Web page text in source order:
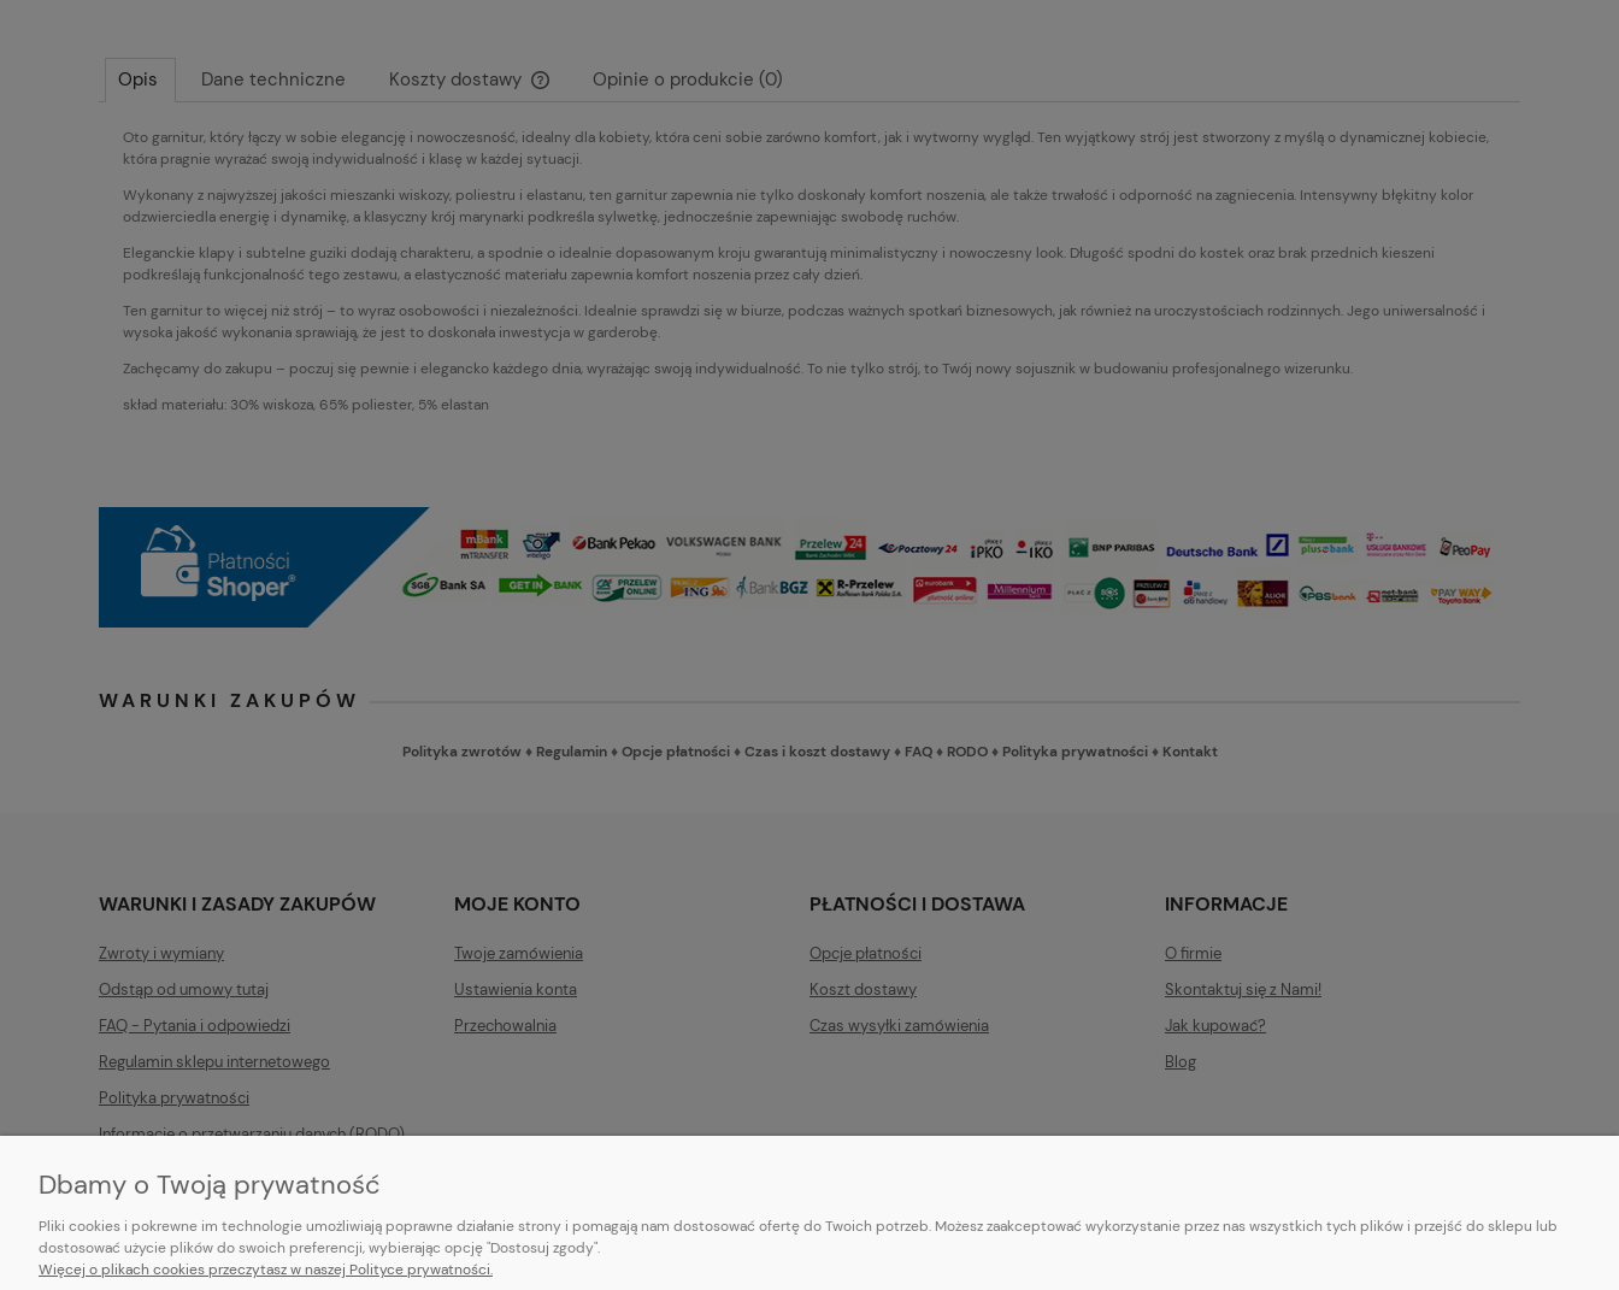
Opis Dane techniczne Koszty dostawy
Cena nie zawiera ewentualnych kosztów
płatności
Opinie o produkcie (0)
Oto garnitur, który łączy w sobie elegancję i nowoczesność, idealny dla kobiety, która ceni sobie zarówno komfort, jak i wytworny wygląd. Ten wyjątkowy strój jest stworzony z myślą o dynamicznej kobiecie,
która pragnie wyrażać swoją indywidualność i klasę w każdej sytuacji.
Wykonany z najwyższej jakości mieszanki wiskozy, poliestru i elastanu, ten garnitur zapewnia nie tylko doskonały komfort noszenia, ale także trwałość i odporność na zagniecenia. Intensywny błękitny kolor
odzwierciedla energię i dynamikę, a klasyczny krój marynarki podkreśla sylwetkę, jednocześnie zapewniając swobodę ruchów.
Eleganckie klapy i subtelne guziki dodają charakteru, a spodnie o idealnie dopasowanym kroju gwarantują minimalistyczny i nowoczesny look. Długość spodni do kostek oraz brak przednich kieszeni
podkreślają funkcjonalność tego zestawu, a elastyczność materiału zapewnia komfort noszenia przez cały dzień.
Ten garnitur to więcej niż strój – to wyraz osobowości i niezależności. Idealnie sprawdzi się w biurze, podczas ważnych spotkań biznesowych, jak również na uroczystościach rodzinnych. Jego uniwersalność i
wysoka jakość wykonania sprawiają, że jest to doskonała inwestycja w garderobę.
Zachęcamy do zakupu – poczuj się pewnie i elegancko każdego dnia, wyrażając swoją indywidualność. To nie tylko strój, to Twój nowy sojusznik w budowaniu profesjonalnego wizerunku.
skład materiału: 30% wiskoza, 65% poliester, 5% elastan
WARUNKI ZAKUPÓW
Polityka zwrotów ♦ Regulamin♦Opcje płatności♦Czas i koszt dostawy♦ FAQ♦ RODO♦ Polityka prywatności♦ Kontakt
WARUNKI I ZASADY ZAKUPÓW
Zwroty i wymiany
Odstąp od umowy tutaj
FAQ - Pytania i odpowiedzi
Regulamin sklepu internetowego
Polityka prywatności
Informacje o przetwarzaniu danych (RODO)
MOJE KONTO
Twoje zamówienia
Ustawienia konta
Przechowalnia
PŁATNOŚCI I DOSTAWA
Opcje płatności
Koszt dostawy
Czas wysyłki zamówienia
INFORMACJE
O firmie
Skontaktuj się z Nami!
Jak kupować?
Blog
E-mail:pl101sukienek@gmail.com
Dbamy o Twoją prywatność
Pliki cookies i pokrewne im technologie umożliwiają poprawne działanie strony i pomagają nam dostosować ofertę do Twoich potrzeb. Możesz zaakceptować wykorzystanie przez nas wszystkich tych plików i przejść do sklepu lub
dostosować użycie plików do swoich preferencji, wybierając opcję "Dostosuj zgody".
Więcej o plikach cookies przeczytasz w naszej Polityce prywatności.